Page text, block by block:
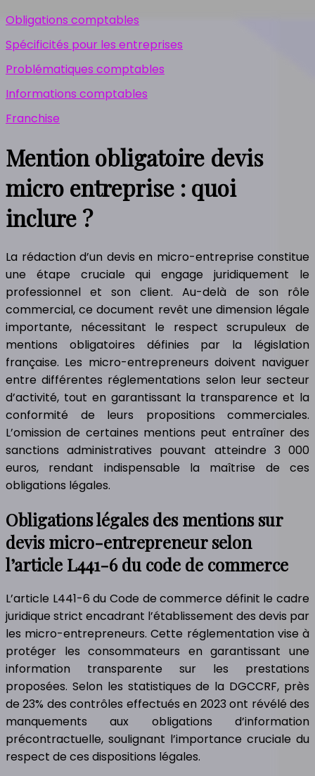
Obligations comptables
Spécificités pour les entreprises
Problématiques comptables
Informations comptables
Franchise
Mention obligatoire devis
micro entreprise : quoi
inclure ?
La rédaction d’un devis en micro-entreprise constitue
une étape cruciale qui engage juridiquement le
professionnel et son client. Au-delà de son rôle
commercial, ce document revêt une dimension légale
importante, nécessitant le respect scrupuleux de
mentions obligatoires définies par la législation
française. Les micro-entrepreneurs doivent naviguer
entre différentes réglementations selon leur secteur
d’activité, tout en garantissant la transparence et la
conformité de leurs propositions commerciales.
L’omission de certaines mentions peut entraîner des
sanctions administratives pouvant atteindre 3 000
euros, rendant indispensable la maîtrise de ces
obligations légales.
Obligations légales des mentions sur
devis micro-entrepreneur selon
l’article L441-6 du code de commerce
L’article L441-6 du Code de commerce définit le cadre
juridique strict encadrant l’établissement des devis par
les micro-entrepreneurs. Cette réglementation vise à
protéger les consommateurs en garantissant une
information transparente sur les prestations
proposées. Selon les statistiques de la DGCCRF, près
de 23% des contrôles effectués en 2023 ont révélé des
manquements aux obligations d’information
précontractuelle, soulignant l’importance cruciale du
respect de ces dispositions légales.